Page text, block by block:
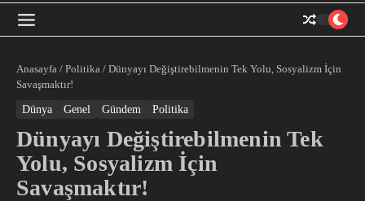
Anasayfa / Politika / Dünyayı Değiştirebilmenin Tek Yolu, Sosyalizm İçin
Savaşmaktır!
Dünya Genel Gündem Politika
Dünyayı Değiştirebilmenin Tek
Yolu, Sosyalizm İçin
Savaşmaktır!